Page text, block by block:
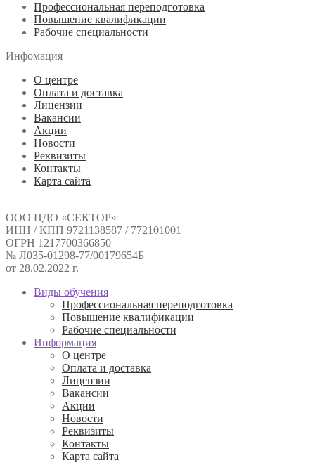
Профессиональная переподготовка
Повышение квалификации
Рабочие специальности
Инфомация
О центре
Оплата и доставка
Лицензии
Вакансии
Акции
Новости
Реквизиты
Контакты
Карта сайта
ООО ЦДО «СЕКТОР»
ИНН / КПП 9721138587 / 772101001
ОГРН 1217700366850
№ Л035-01298-77/00179654Б
от 28.02.2022 г.
Виды обучения
Профессиональная переподготовка
Повышение квалификации
Рабочие специальности
Информация
О центре
Оплата и доставка
Лицензии
Вакансии
Акции
Новости
Реквизиты
Контакты
Карта сайта